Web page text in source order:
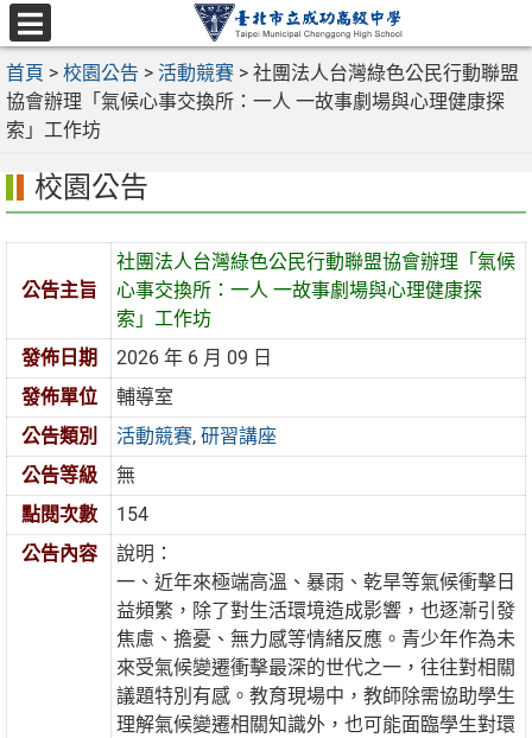
跳
至
主
要
內
選
單
首頁 > 校園公告 > 活動競賽 > 社團法人台灣綠色公民行動聯盟
協會辦理「氣候心事交換所：一人 一故事劇場與心理健康探
索」工作坊
校園公告
公告主旨
社團法人台灣綠色公民行動聯盟協會辦理「氣候
心事交換所：一人 一故事劇場與心理健康探
索」工作坊
發佈日期
2026 年 6 月 09 日
發佈單位
輔導室
公告類別
活動競賽,研習講座
公告等級
無
點閱次數
154
公告內容
說明：
一、近年來極端高溫、暴雨、乾旱等氣候衝擊日
益頻繁，除了對生活環境造成影響，也逐漸引發
焦慮、擔憂、無力感等情緒反應。青少年作為未
來受氣候變遷衝擊最深的世代之一，往往對相關
議題特別有感。教育現場中，教師除需協助學生
理解氣候變遷相關知識外，也可能面臨學生對環